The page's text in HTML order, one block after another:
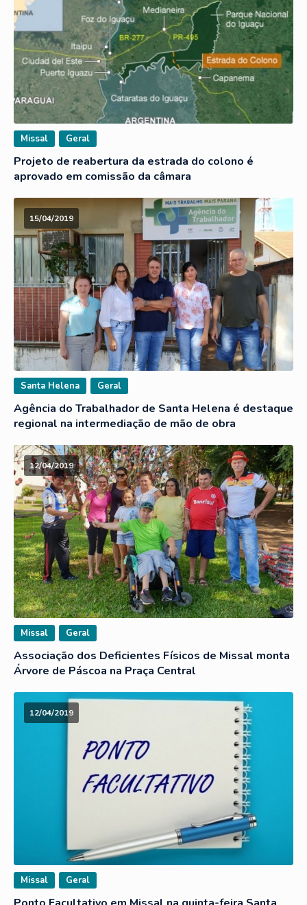
Missal Geral
Projeto de reabertura da estrada do colono é
aprovado em comissão da câmara
15/04/2019
Santa Helena Geral
Agência do Trabalhador de Santa Helena é destaque
regional na intermediação de mão de obra
12/04/2019
Missal Geral
Associação dos Deficientes Físicos de Missal monta
Árvore de Páscoa na Praça Central
12/04/2019
Missal Geral